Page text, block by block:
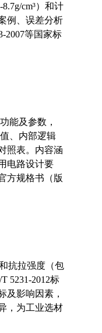
cm³）和计
例、误差分析
2007等国家标
能及参数，
、内部逻辑
照表。内容涵
电路设计要
方规格书（版
抗拉强度（包
5231-2012标
及影响因素，
，为工业选材